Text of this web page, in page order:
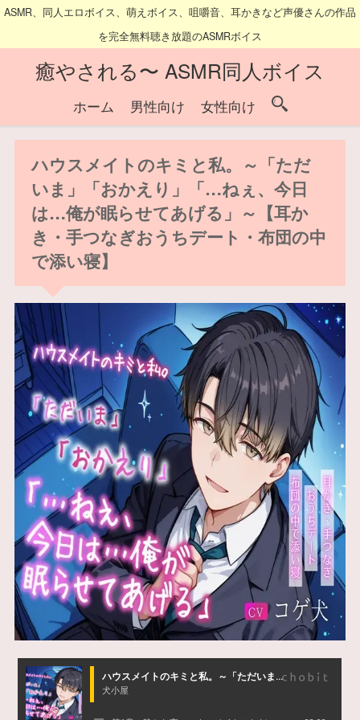
ASMR、同人エロボイス、萌えボイス、咀嚼音、耳かきなど声優さんの作品
を完全無料聴き放題のASMRボイス
癒やされる〜 ASMR同人ボイス
ホーム 男性向け 女性向け
ハウスメイトのキミと私。～「ただ
いま」「おかえり」「…ねぇ、今日
は…俺が眠らせてあげる」～【耳か
き・手つなぎおうちデート・布団の中
で添い寝】